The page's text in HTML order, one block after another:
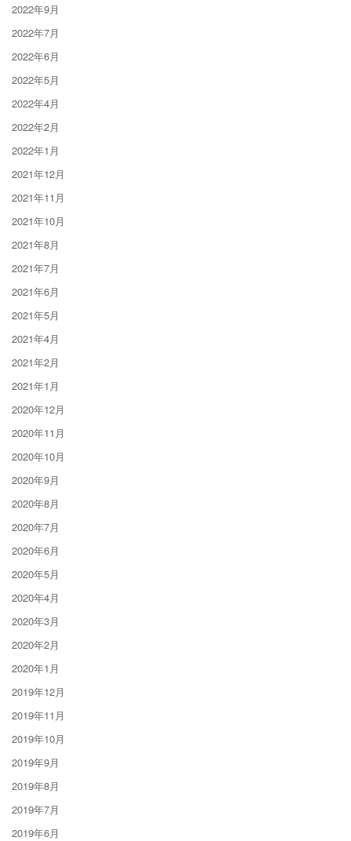
2022年9月
2022年7月
2022年6月
2022年5月
2022年4月
2022年2月
2022年1月
2021年12月
2021年11月
2021年10月
2021年8月
2021年7月
2021年6月
2021年5月
2021年4月
2021年2月
2021年1月
2020年12月
2020年11月
2020年10月
2020年9月
2020年8月
2020年7月
2020年6月
2020年5月
2020年4月
2020年3月
2020年2月
2020年1月
2019年12月
2019年11月
2019年10月
2019年9月
2019年8月
2019年7月
2019年6月